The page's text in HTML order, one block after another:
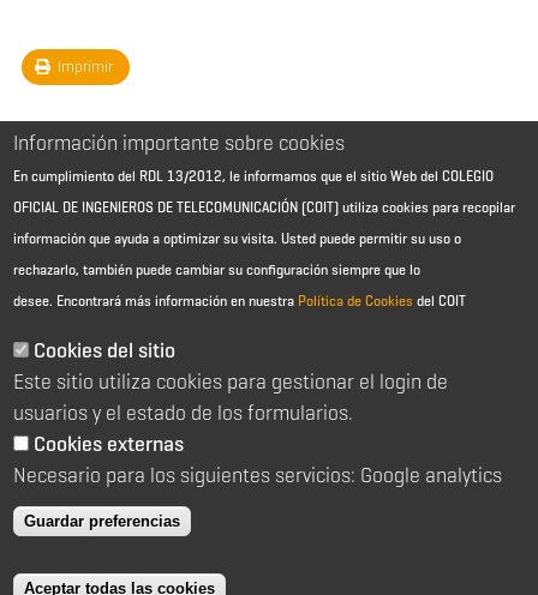
Imprimir
Aviso Legal - Información general
Política de cookies
Política de reembolso
Sitemap
C/ Almagro 2 1º Izqda 28010 Madrid
91 391 10 66
coit@coit.es
Información importante sobre cookies
En cumplimiento del RDL 13/2012, le informamos que el sitio Web del COLEGIO
OFICIAL DE INGENIEROS DE TELECOMUNICACIÓN (COIT) utiliza cookies para recopilar
información que ayuda a optimizar su visita. Usted puede permitir su uso o
rechazarlo, también puede cambiar su configuración siempre que lo
desee. Encontrará más información en nuestra Política de Cookies del COIT
Cookies del sitio
Este sitio utiliza cookies para gestionar el login de
usuarios y el estado de los formularios.
Cookies externas
Necesario para los siguientes servicios: Google analytics
Guardar preferencias
Aceptar todas las cookies